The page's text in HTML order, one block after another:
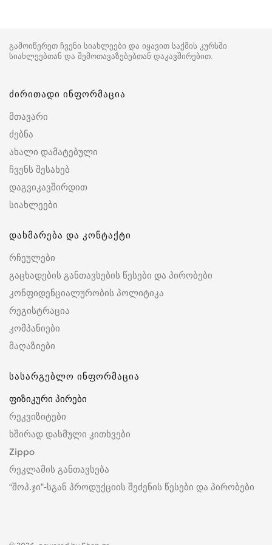
გამოიწერეთ ჩვენი სიახლეები და იყავით საქმის კურსში
სიახლეებთან და შემოთავაზებებთან დაკავშირებით.
ძირითადი ინფორმაცია
მთავარი
ძებნა
ახალი დამატებული
ჩვენს შესახებ
დაგვიკავშირდით
სიახლეები
დახმარება და კონტაქტი
რჩეულები
გაცხადების განთავსების წესები და პირობები
კონფიდენციალურობის პოლიტიკა
რეგისტრაცია
კომპანიები
მაღაზიები
სასარგებლო ინფორმაცია
ფიზიკური პირები
რეკვიზიტები
ხშირად დასმული კითხვები
Zippo
რეკლამის განთავსება
“შოპ.ჯი”-სგან პროდუქციის შეძენის წესები და პირობები